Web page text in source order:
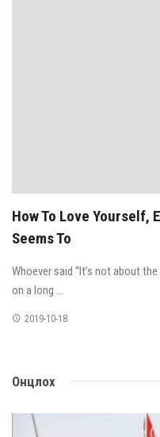
How To Love Yourself,
Seems To
Whoever said “It’s not about
on a long ...
2019-10-18
Онцлох